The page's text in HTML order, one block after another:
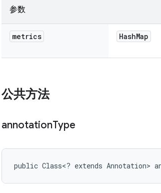
参数
metrics HashMap
公共方法
annotationType
public Class<? extends Annotation>